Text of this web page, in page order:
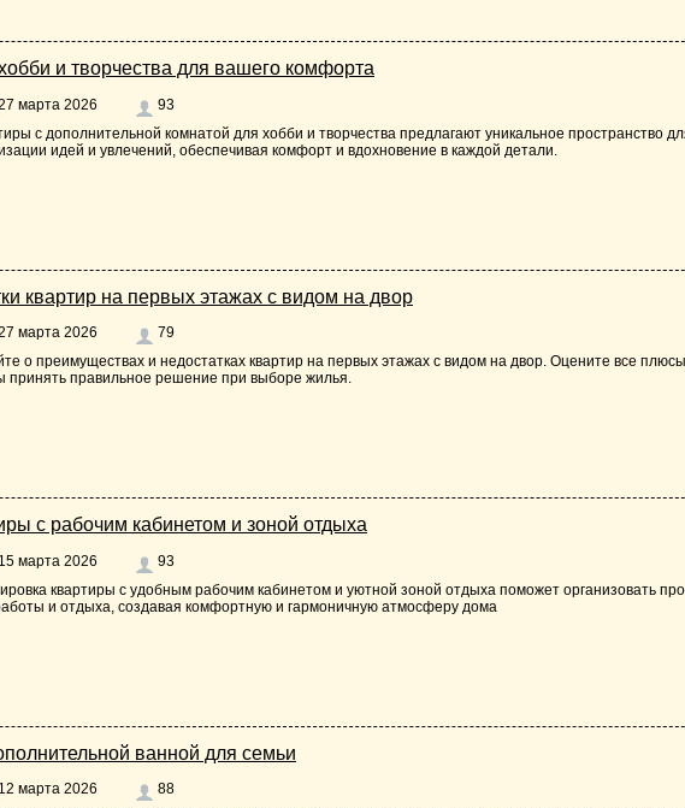
и творчества для вашего комфорта
марта 2026
93
с дополнительной комнатой для хобби и творчества предлагают уникальное пространство
идей и увлечений, обеспечивая комфорт и вдохновение в каждой детали.
квартир на первых этажах с видом на двор
марта 2026
79
о преимуществах и недостатках квартир на первых этажах с видом на двор. Оцените все
принять правильное решение при выборе жилья.
с рабочим кабинетом и зоной отдыха
15 марта 2026
93
квартиры с удобным рабочим кабинетом и уютной зоной отдыха поможет организовать
и отдыха, создавая комфортную и гармоничную атмосферу дома
ванной для семьи
12 марта 2026
88